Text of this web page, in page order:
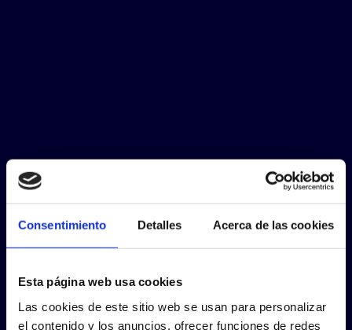
Consentimiento Detalles Acerca de las cookies
Esta página web usa cookies
Las cookies de este sitio web se usan para personalizar
el contenido y los anuncios, ofrecer funciones de redes